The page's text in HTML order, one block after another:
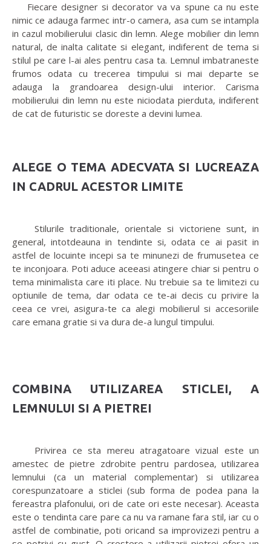
Fiecare designer si decorator va va spune ca nu este
nimic ce adauga farmec intr-o camera, asa cum se intampla
in cazul mobilierului clasic din lemn. Alege mobilier din lemn
natural, de inalta calitate si elegant, indiferent de tema si
stilul pe care l-ai ales pentru casa ta. Lemnul imbatraneste
frumos odata cu trecerea timpului si mai departe se
adauga la grandoarea design-ului interior. Carisma
mobilierului din lemn nu este niciodata pierduta, indiferent
de cat de futuristic se doreste a devini lumea.
ALEGE O TEMA ADECVATA SI LUCREAZA
IN CADRUL ACESTOR LIMITE
Stilurile traditionale, orientale si victoriene sunt, in
general, intotdeauna in tendinte si, odata ce ai pasit in
astfel de locuinte incepi sa te minunezi de frumusetea ce
te inconjoara. Poti aduce aceeasi atingere chiar si pentru o
tema minimalista care iti place. Nu trebuie sa te limitezi cu
optiunile de tema, dar odata ce te-ai decis cu privire la
ceea ce vrei, asigura-te ca alegi mobilierul si accesoriile
care emana gratie si va dura de-a lungul timpului.
COMBINA UTILIZAREA STICLEI, A
LEMNULUI SI A PIETREI
Privirea ce sta mereu atragatoare vizual este un
amestec de pietre zdrobite pentru pardosea, utilizarea
lemnului (ca un material complementar) si utilizarea
corespunzatoare a sticlei (sub forma de podea pana la
fereastra plafonului, ori de cate ori este necesar). Aceasta
este o tendinta care pare ca nu va ramane fara stil, iar cu o
astfel de combinatie, poti oricand sa improvizezi pentru a